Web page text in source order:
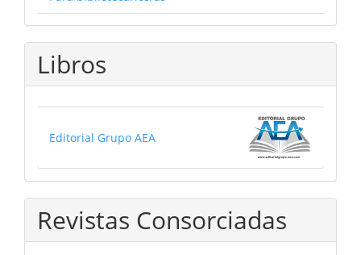
Libros
Editorial Grupo AEA
Revistas Consorciadas